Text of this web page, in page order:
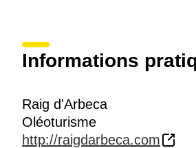
Informations
Raig d'Arbeca
Oléoturisme
http://raigdarbeca.com